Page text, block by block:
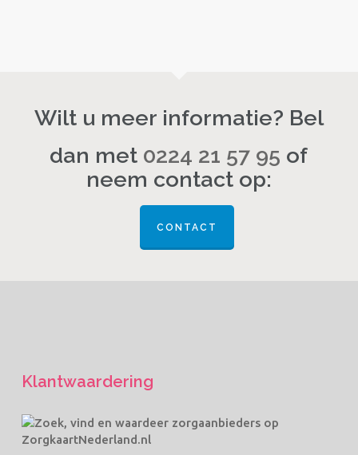
Wilt u meer informatie? Bel
dan met 0224 21 57 95 of
neem contact op:
CONTACT
Klantwaardering